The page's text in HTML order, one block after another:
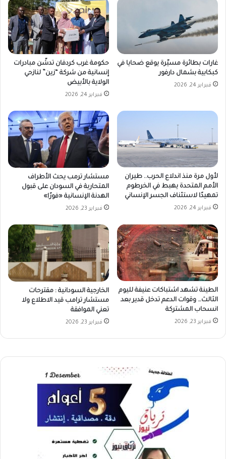
غارات بطائرة مسيّرة يوقع ضحايا في
كبكابية بشمال دارفور
فبراير 24, 2026
حكومة غرب كردفان تدشّن مبادرات
إنسانية من شركة “زين” لنازحي
الولاية بالأبيض
فبراير 24, 2026
لأول مرة منذ اندلاع الحرب.. طيران
الأمم المتحدة يهبط في الخرطوم
تمهيدًا لاستئناف الجسر الإنساني
فبراير 24, 2026
مستشار ترمب يحث الأطراف
المتحاربة في السودان على قبول
الهدنة الإنسانية «فورًا»
فبراير 23, 2026
الطينة تشهد اشتباكات عنيفة لليوم
الثالث… وقوات الدعم تدخل قدير بعد
انسحاب المشتركة
فبراير 23, 2026
الخارجية السودانية : مقترحات
مستشار ترامب قيد الاطلاع ولا
تعني الموافقة
فبراير 23, 2026